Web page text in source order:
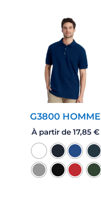
G3800 HOMME
À partir de 17,85 €